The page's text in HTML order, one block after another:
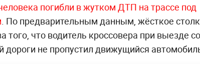
погибли в жутком ДТП на трассе под
. По предварительным данным, жёсткое
того, что водитель кроссовера при выезде со
дороги не пропустил движущийся